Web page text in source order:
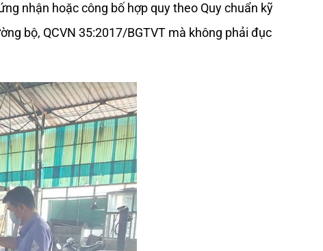
nhận hoặc công bố hợp quy theo Quy chuẩn kỹ
bộ, QCVN 35:2017/BGTVT mà không phải đục